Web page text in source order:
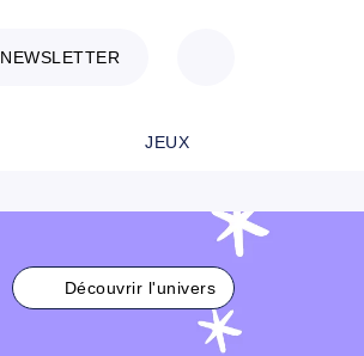
NEWSLETTER
JEUX
Découvrir l'univers